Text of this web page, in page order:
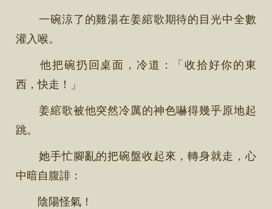
一碗涼了的雞湯在姜綰歌期待的目光中全數
灌入喉。
他把碗扔回桌面，冷道：「收拾好你的東
西，快走！」
姜綰歌被他突然冷厲的神色嚇得幾乎原地起
跳。
她手忙腳亂的把碗盤收起來，轉身就走，心
中暗自腹誹：
陰陽怪氣！